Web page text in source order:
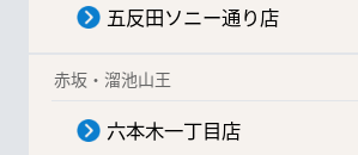
五反田ソニー通り店
赤坂・溜池山王
六本木一丁目店